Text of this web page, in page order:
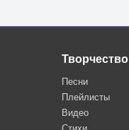
Творчество
Песни
Плейлисты
Видео